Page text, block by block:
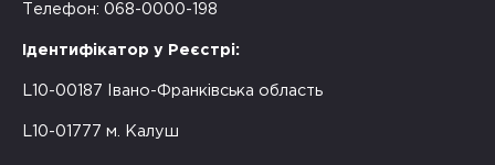
Телефон: 068-0000-198
Ідентифікатор у Реєстрі:
L10-00187 Івано-Франківська область
L10-01777 м. Калуш